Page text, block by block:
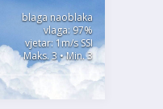
blaga naoblaka
vlaga: 97%
vjetar: 1m/s SSI
Maks. 3 • Min. 3